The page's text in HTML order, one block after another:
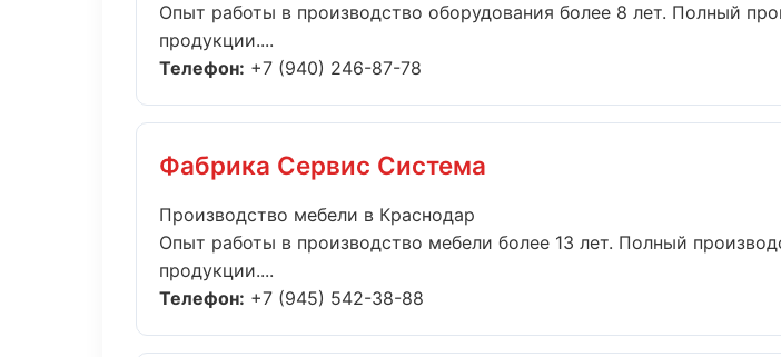
Опыт работы в производство оборудования более 8 лет. Полный
продукции....
Телефон: +7 (940) 246-87-78
Фабрика Сервис Система
Производство мебели в Краснодар
Опыт работы в производство мебели более 13 лет. Полный
продукции....
Телефон: +7 (945) 542-38-88